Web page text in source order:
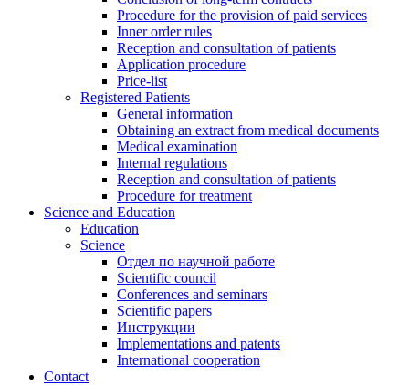
Procedure for the provision of paid services
Inner order rules
Reception and consultation of patients
Application procedure
Price-list
Registered Patients
General information
Obtaining an extract from medical documents
Medical examination
Internal regulations
Reception and consultation of patients
Procedure for treatment
Science and Education
Education
Science
Отдел по научной работе
Scientific council
Conferences and seminars
Scientific papers
Инструкции
Implementations and patents
International cooperation
Contact